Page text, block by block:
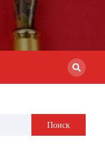
Поиск